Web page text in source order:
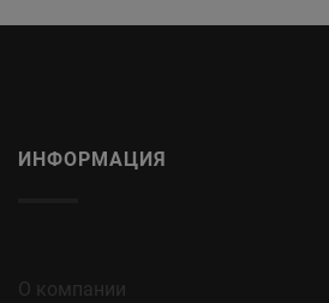
ИНФОРМАЦИЯ
О компании